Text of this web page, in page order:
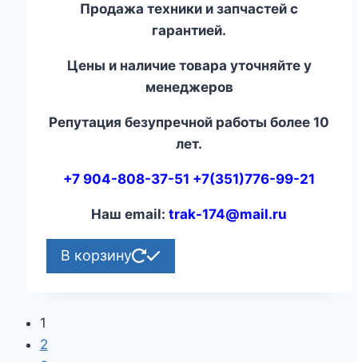
Продажа техники и запчастей с
гарантией.
Цены и наличие товара уточняйте у
менеджеров
Репутация безупречной работы более 10
лет.
+7 904-808-37-51 +7(351)776-99-21
Наш email:trak-174@mail.ru
В корзину
1
2